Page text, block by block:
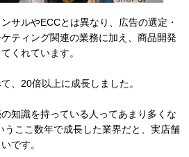
サルやECCとは異なり、広告の選定・
ティング関連の業務に加え、商品開発
くれています。
、20倍以上に成長しました。
知識を持っている人ってあまり多くな
うここ数年で成長した業界だと、実店舗
です。